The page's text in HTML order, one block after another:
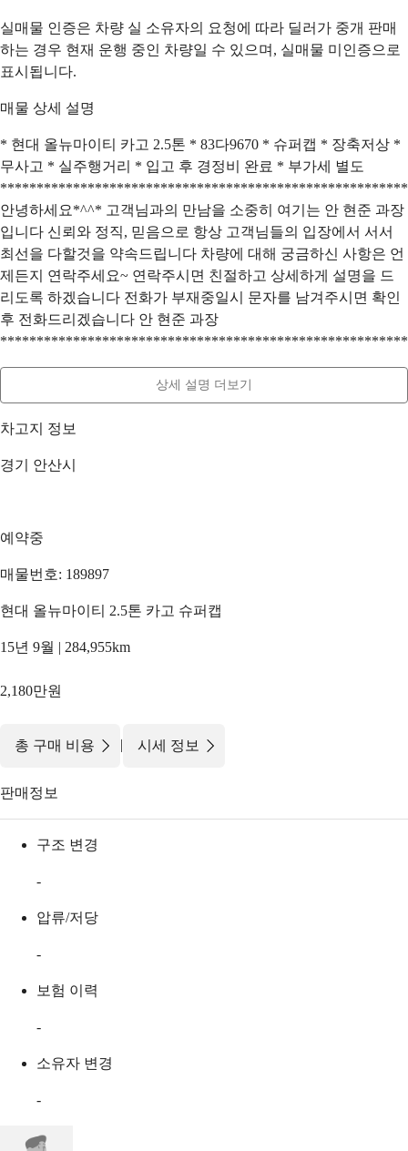
실매물 인증은 차량 실 소유자의 요청에 따라 딜러가 중개 판매
하는 경우 현재 운행 중인 차량일 수 있으며, 실매물 미인증으로
표시됩니다.
매물 상세 설명
* 현대 올뉴마이티 카고 2.5톤 * 83다9670 * 슈퍼캡 * 장축저상 *
무사고 * 실주행거리 * 입고 후 경정비 완료 * 부가세 별도
안녕하세요*^^* 고객님과의 만남을 소중히 여기는 안 현준 과장
입니다 신뢰와 정직, 믿음으로 항상 고객님들의 입장에서 서서
최선을 다할것을 약속드립니다 차량에 대해 궁금하신 사항은 언
제든지 연락주세요~ 연락주시면 친절하고 상세하게 설명을 드
리도록 하겠습니다 전화가 부재중일시 문자를 남겨주시면 확인
후 전화드리겠습니다 안 현준 과장
상세 설명 더보기
차고지 정보
경기 안산시
예약중
매물번호: 189897
현대 올뉴마이티 2.5톤 카고 슈퍼캡
15년 9월 | 284,955km
2,180만원
총 구매 비용 | 시세 정보
판매정보
구조 변경
-
압류/저당
-
보험 이력
-
소유자 변경
-